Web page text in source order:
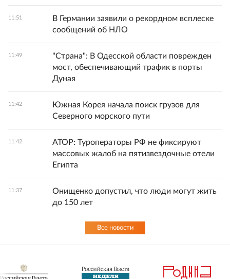
11:51
В Германии заявили о рекордном всплеске
сообщений об НЛО
11:49
"Страна": В Одесской области поврежден
мост, обеспечивающий трафик в порты
Дуная
11:42
Южная Корея начала поиск грузов для
Северного морского пути
11:42
АТОР: Туроператоры РФ не фиксируют
массовых жалоб на пятизвездочные отели
Египта
11:37
Онищенко допустил, что люди могут жить
до 150 лет
Все новости